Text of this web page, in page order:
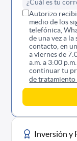
Autorizo
medio de los
telefónica,
de una vez a
contacto, en
a viernes de
a.m. a 3:00
continuar tu
de tratamiento
Inversión y